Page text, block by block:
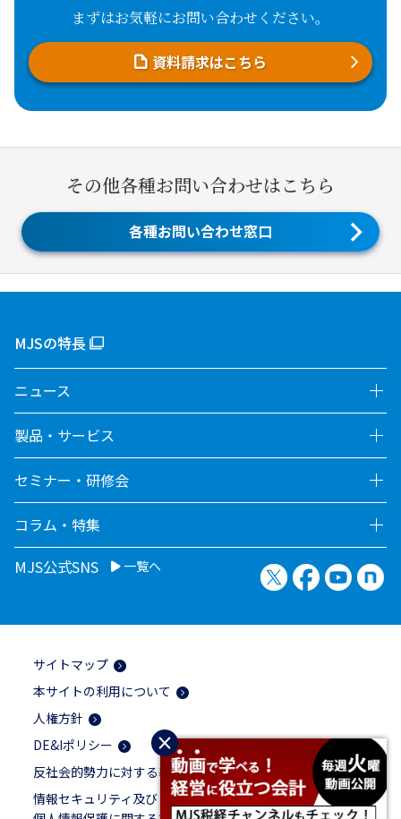
×
まずはお気軽にお問い合わせください。
資料請求はこちら
その他各種お問い合わせはこちら
各種お問い合わせ窓口
MJSの特長
ニュース
製品・サービス
セミナー・研修会
コラム・特集
MJS公式SNS
一覧へ X（旧Twitter）
Facebook
サイトマップ
本サイトの利用について
人権方針
DE&Iポリシー
反社会的勢力に対する基本方針
情報セキュリティ及び